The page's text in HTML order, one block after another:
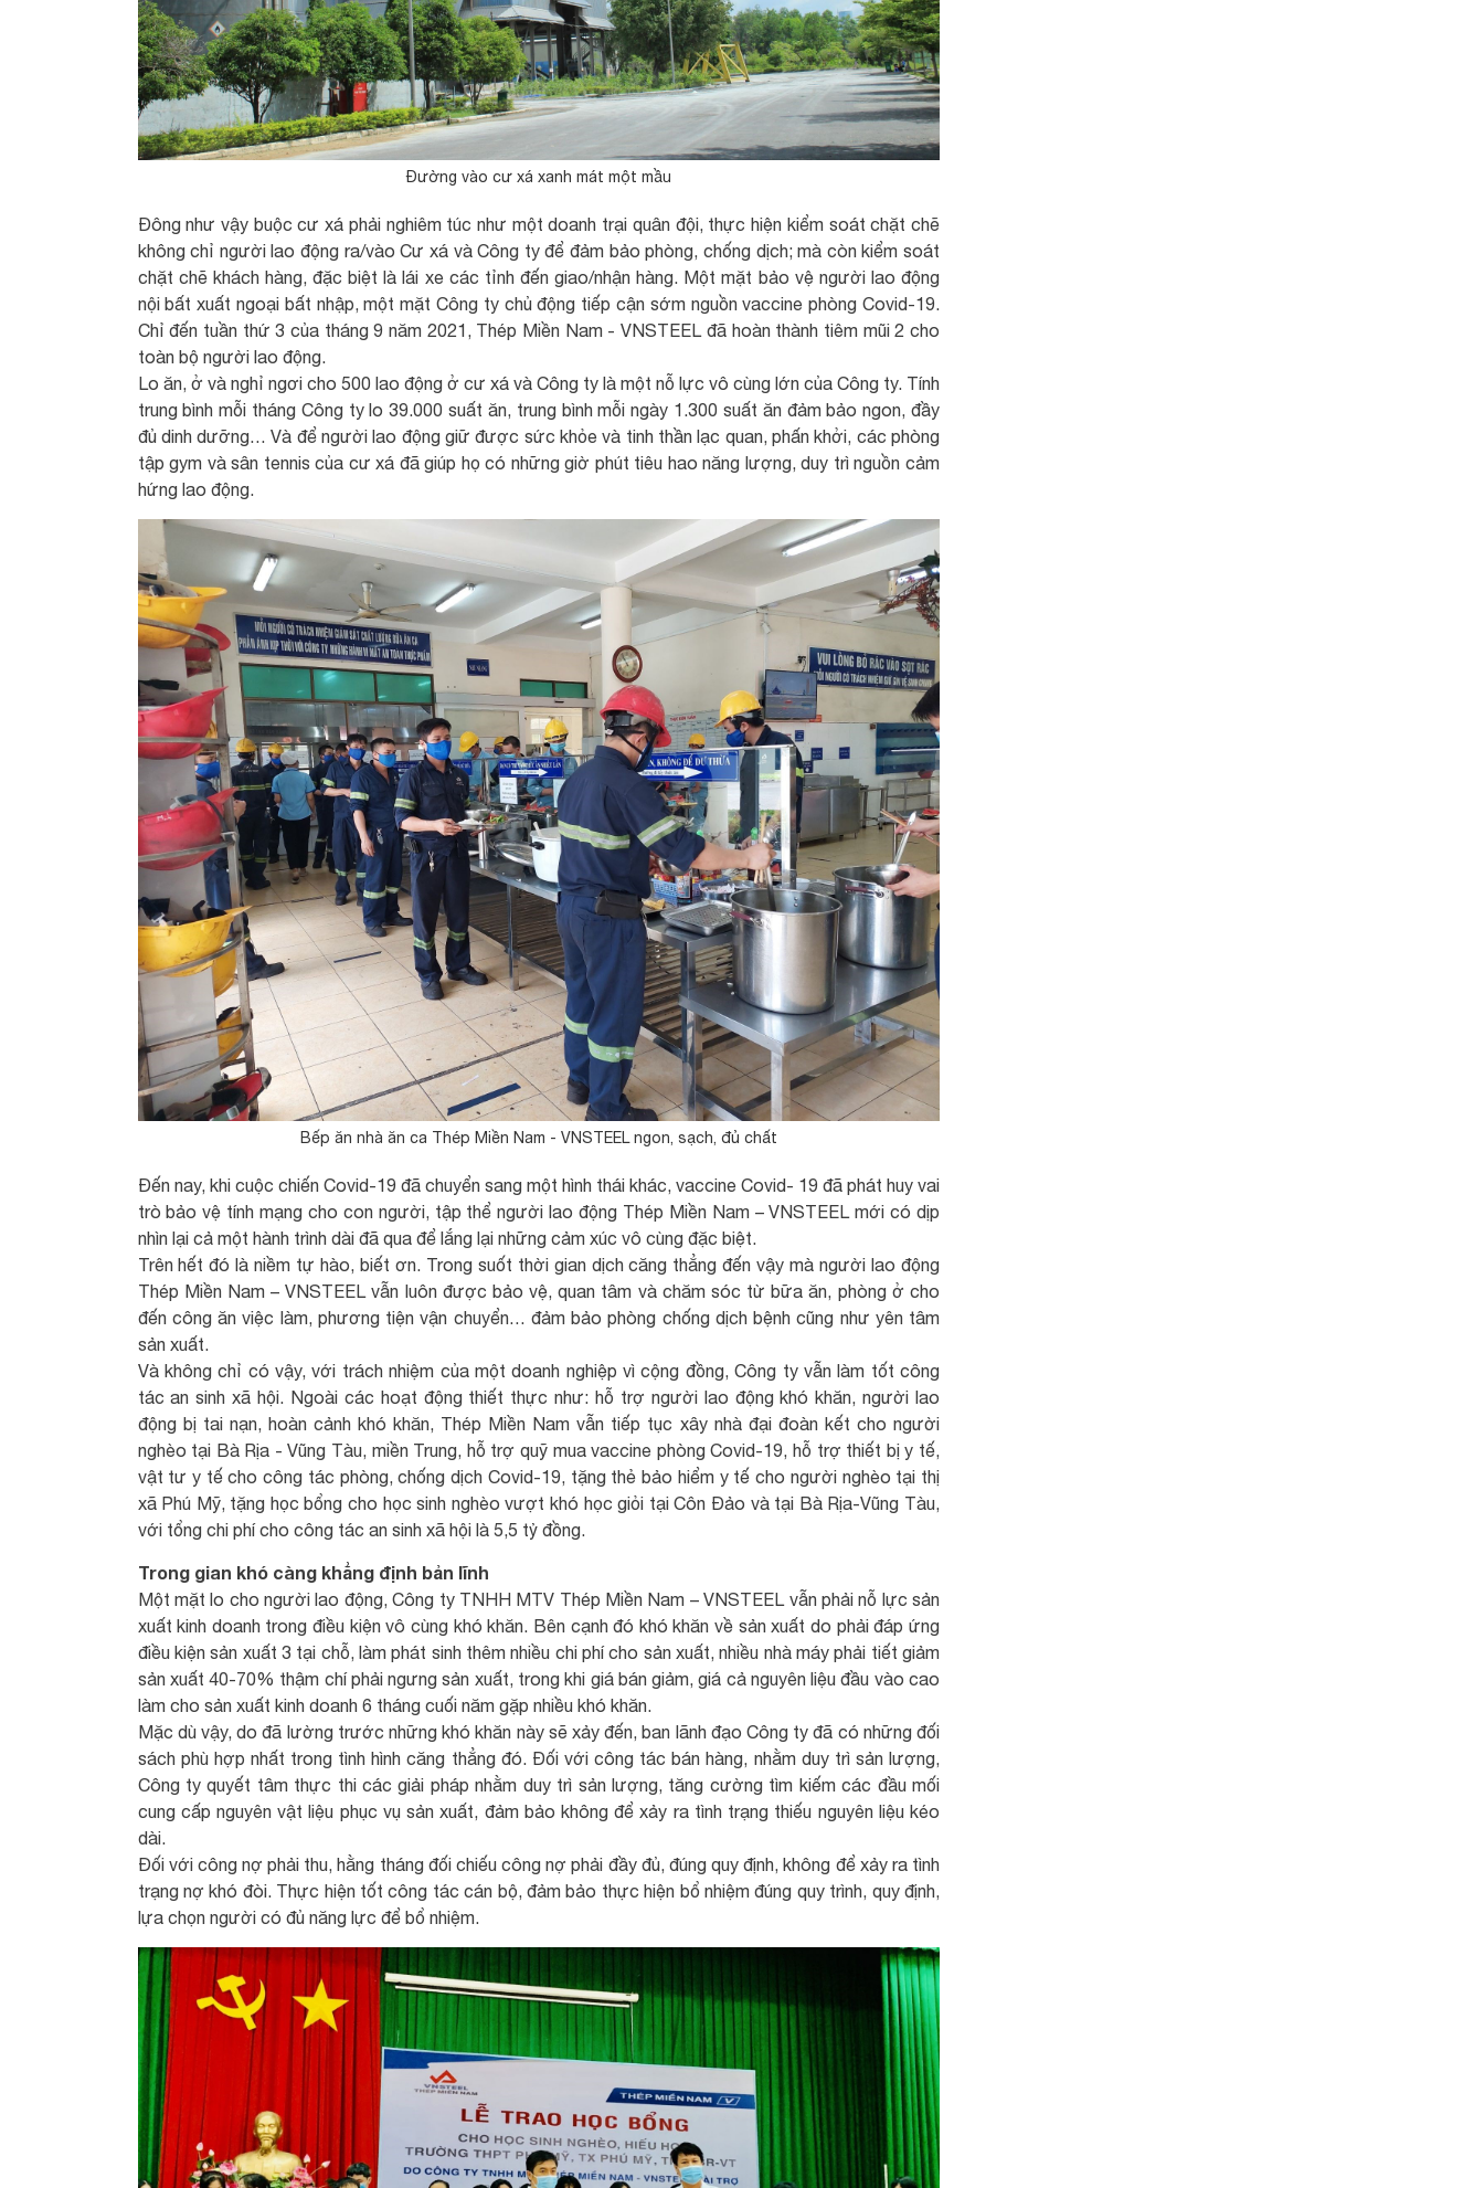
Đường vào cư xá xanh mát một mầu
Đông như vậy buộc cư xá phải nghiêm túc như một doanh trại quân đội, thực hiện kiểm soát chặt chẽ
không chỉ người lao động ra/vào Cư xá và Công ty để đảm bảo phòng, chống dịch; mà còn kiểm soát
chặt chẽ khách hàng, đặc biệt là lái xe các tỉnh đến giao/nhận hàng. Một mặt bảo vệ người lao động
nội bất xuất ngoại bất nhập, một mặt Công ty chủ động tiếp cận sớm nguồn vaccine phòng Covid-19.
Chỉ đến tuần thứ 3 của tháng 9 năm 2021, Thép Miền Nam - VNSTEEL đã hoàn thành tiêm mũi 2 cho
toàn bộ người lao động.
Lo ăn, ở và nghỉ ngơi cho 500 lao động ở cư xá và Công ty là một nỗ lực vô cùng lớn của Công ty. Tính
trung bình mỗi tháng Công ty lo 39.000 suất ăn, trung bình mỗi ngày 1.300 suất ăn đảm bảo ngon, đầy
đủ dinh dưỡng… Và để người lao động giữ được sức khỏe và tinh thần lạc quan, phấn khởi, các phòng
tập gym và sân tennis của cư xá đã giúp họ có những giờ phút tiêu hao năng lượng, duy trì nguồn cảm
hứng lao động.
Bếp ăn nhà ăn ca Thép Miền Nam - VNSTEEL ngon, sạch, đủ chất
Đến nay, khi cuộc chiến Covid-19 đã chuyển sang một hình thái khác, vaccine Covid- 19 đã phát huy vai
trò bảo vệ tính mạng cho con người, tập thể người lao động Thép Miền Nam – VNSTEEL mới có dịp
nhìn lại cả một hành trình dài đã qua để lắng lại những cảm xúc vô cùng đặc biệt.
Trên hết đó là niềm tự hào, biết ơn. Trong suốt thời gian dịch căng thẳng đến vậy mà người lao động
Thép Miền Nam – VNSTEEL vẫn luôn được bảo vệ, quan tâm và chăm sóc từ bữa ăn, phòng ở cho
đến công ăn việc làm, phương tiện vận chuyển… đảm bảo phòng chống dịch bệnh cũng như yên tâm
sản xuất.
Và không chỉ có vậy, với trách nhiệm của một doanh nghiệp vì cộng đồng, Công ty vẫn làm tốt công
tác an sinh xã hội. Ngoài các hoạt động thiết thực như: hỗ trợ người lao động khó khăn, người lao
động bị tai nạn, hoàn cảnh khó khăn, Thép Miền Nam vẫn tiếp tục xây nhà đại đoàn kết cho người
nghèo tại Bà Rịa - Vũng Tàu, miền Trung, hỗ trợ quỹ mua vaccine phòng Covid-19, hỗ trợ thiết bị y tế,
vật tư y tế cho công tác phòng, chống dịch Covid-19, tặng thẻ bảo hiểm y tế cho người nghèo tại thị
xã Phú Mỹ, tặng học bổng cho học sinh nghèo vượt khó học giỏi tại Côn Đảo và tại Bà Rịa-Vũng Tàu,
với tổng chi phí cho công tác an sinh xã hội là 5,5 tỷ đồng.
Trong gian khó càng khẳng định bản lĩnh
Một mặt lo cho người lao động, Công ty TNHH MTV Thép Miền Nam – VNSTEEL vẫn phải nỗ lực sản
xuất kinh doanh trong điều kiện vô cùng khó khăn. Bên cạnh đó khó khăn về sản xuất do phải đáp ứng
điều kiện sản xuất 3 tại chỗ, làm phát sinh thêm nhiều chi phí cho sản xuất, nhiều nhà máy phải tiết giảm
sản xuất 40-70% thậm chí phải ngưng sản xuất, trong khi giá bán giảm, giá cả nguyên liệu đầu vào cao
làm cho sản xuất kinh doanh 6 tháng cuối năm gặp nhiều khó khăn.
Mặc dù vậy, do đã lường trước những khó khăn này sẽ xảy đến, ban lãnh đạo Công ty đã có những đối
sách phù hợp nhất trong tình hình căng thẳng đó. Đối với công tác bán hàng, nhằm duy trì sản lượng,
Công ty quyết tâm thực thi các giải pháp nhằm duy trì sản lượng, tăng cường tìm kiếm các đầu mối
cung cấp nguyên vật liệu phục vụ sản xuất, đảm bảo không để xảy ra tình trạng thiếu nguyên liệu kéo
dài.
Đối với công nợ phải thu, hằng tháng đối chiếu công nợ phải đầy đủ, đúng quy định, không để xảy ra tình
trạng nợ khó đòi. Thực hiện tốt công tác cán bộ, đảm bảo thực hiện bổ nhiệm đúng quy trình, quy định,
lựa chọn người có đủ năng lực để bổ nhiệm.